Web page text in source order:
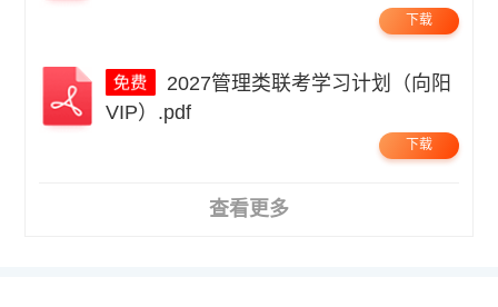
下载
VIP）.pdf
下载
查看更多